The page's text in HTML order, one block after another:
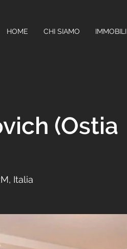
HOME CHI SIAMO IMMOBILI
(Ostia
Italia